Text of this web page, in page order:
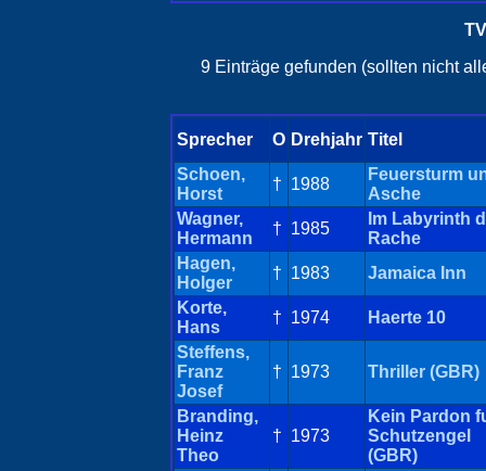
9 Einträge gefunden (sollten nicht
Sprecher O Drehjahr Titel
Schoen,
Horst
† 1988
Feuersturm
Asche
Wagner,
Hermann
† 1985
Im Labyrinth
Rache
Hagen,
Holger
† 1983
Jamaica Inn
Korte,
Hans
† 1974
Haerte 10
Steffens,
Franz
Josef
† 1973 Thriller (GBR)
Branding,
Heinz
Theo
† 1973
Kein Pardon
Schutzengel
(GBR)